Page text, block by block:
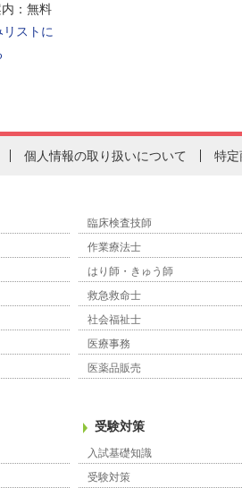
：無料
ストに
個人情報の取り扱いについて 特定
臨床検査技師
作業療法士
はり師・きゅう師
救急救命士
社会福祉士
医療事務
医薬品販売
受験対策
入試基礎知識
受験対策